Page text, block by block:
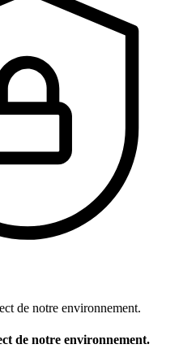
de notre environnement.